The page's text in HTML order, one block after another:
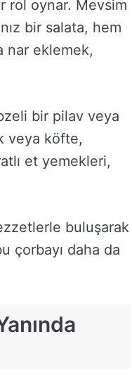
rol oynar. Mevsim
bir salata, hem
nar eklemek,
bir pilav veya
veya köfte,
et yemekleri,
buluşarak
çorbayı daha da